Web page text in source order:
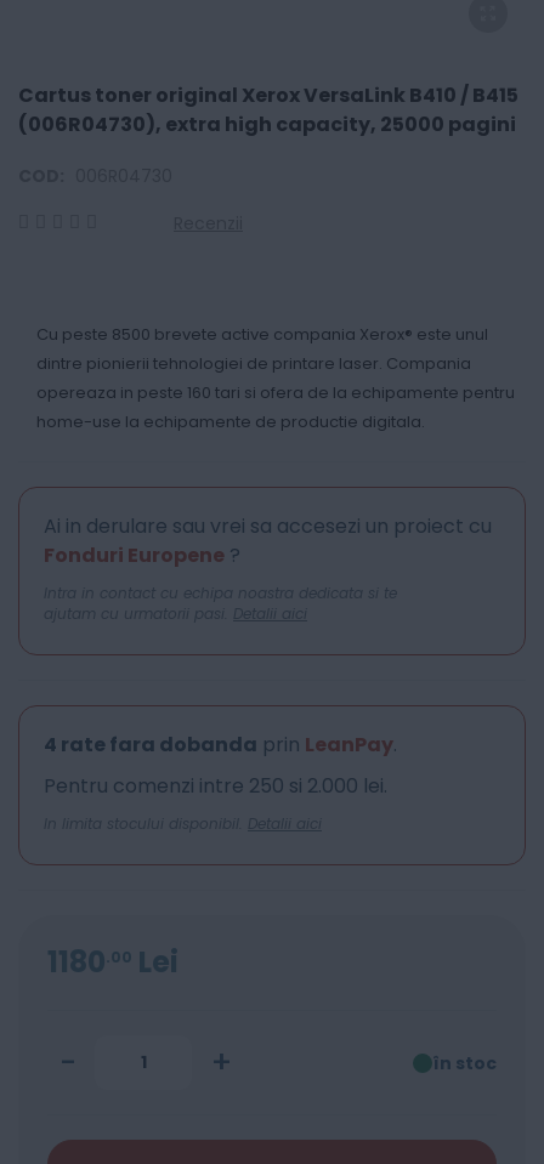
Cartus toner original Xerox VersaLink B410 / B415
(006R04730), extra high capacity, 25000 pagini
Cu peste 8500 brevete active compania Xerox® este unul
dintre pionierii tehnologiei de printare laser. Compania
opereaza in peste 160 tari si ofera de la echipamente pentru
home-use la echipamente de productie digitala.
Ai in derulare sau vrei sa accesezi un proiect cu
Fonduri Europene ?
Intra in contact cu echipa noastra dedicata si te
ajutam cu urmatorii pasi. Detalii aici
4 rate fara dobanda prin LeanPay.
Pentru comenzi intre 250 si 2.000 lei.
In limita stocului disponibil. Detalii aici
1180 00 Lei
- + în stoc